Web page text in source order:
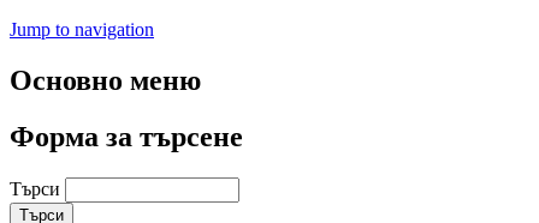
Jump to navigation
Основно меню
Форма за търсене
Търси